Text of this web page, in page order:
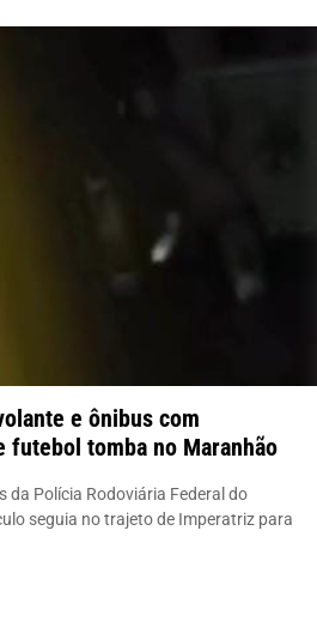
e ônibus com
futebol tomba no Maranhão
da Polícia Rodoviária Federal do
seguia no trajeto de Imperatriz para